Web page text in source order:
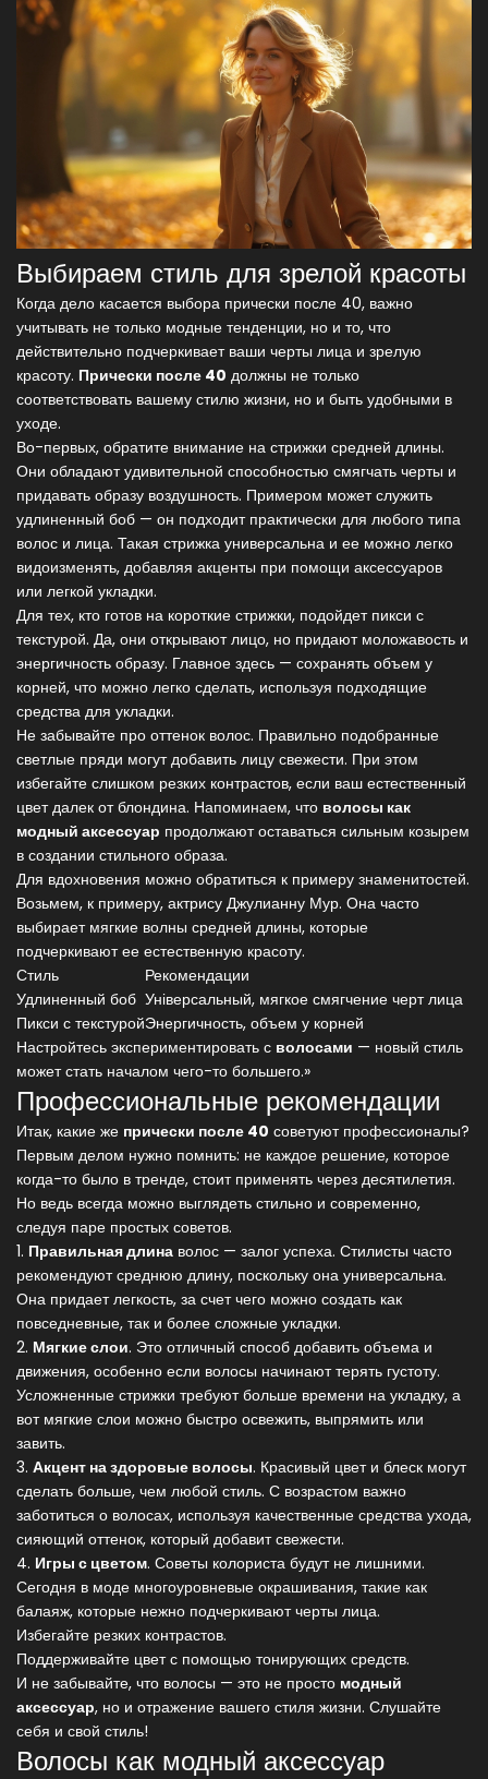
Выбираем стиль для зрелой красоты
Когда дело касается выбора прически после 40, важно
учитывать не только модные тенденции, но и то, что
действительно подчеркивает ваши черты лица и зрелую
красоту. Прически после 40 должны не только
соответствовать вашему стилю жизни, но и быть удобными в
уходе.
Во-первых, обратите внимание на стрижки средней длины.
Они обладают удивительной способностью смягчать черты и
придавать образу воздушность. Примером может служить
удлиненный боб — он подходит практически для любого типа
волос и лица. Такая стрижка универсальна и ее можно легко
видоизменять, добавляя акценты при помощи аксессуаров
или легкой укладки.
Для тех, кто готов на короткие стрижки, подойдет пикси с
текстурой. Да, они открывают лицо, но придают моложавость и
энергичность образу. Главное здесь — сохранять объем у
корней, что можно легко сделать, используя подходящие
средства для укладки.
Не забывайте про оттенок волос. Правильно подобранные
светлые пряди могут добавить лицу свежести. При этом
избегайте слишком резких контрастов, если ваш естественный
цвет далек от блондина. Напоминаем, что волосы как
модный аксессуар продолжают оставаться сильным козырем
в создании стильного образа.
Для вдохновения можно обратиться к примеру знаменитостей.
Возьмем, к примеру, актрису Джулианну Мур. Она часто
выбирает мягкие волны средней длины, которые
подчеркивают ее естественную красоту.
Стиль
Рекомендации
Удлиненный боб Універсальный, мягкое смягчение черт лица
Пикси с текстуройЭнергичность, объем у корней
Настройтесь экспериментировать с волосами — новый стиль
может стать началом чего-то большего.»
Профессиональные рекомендации
Итак, какие же прически после 40 советуют профессионалы?
Первым делом нужно помнить: не каждое решение, которое
когда-то было в тренде, стоит применять через десятилетия.
Но ведь всегда можно выглядеть стильно и современно,
следуя паре простых советов.
1. Правильная длина волос — залог успеха. Стилисты часто
рекомендуют среднюю длину, поскольку она универсальна.
Она придает легкость, за счет чего можно создать как
повседневные, так и более сложные укладки.
2. Мягкие слои. Это отличный способ добавить объема и
движения, особенно если волосы начинают терять густоту.
Усложненные стрижки требуют больше времени на укладку, а
вот мягкие слои можно быстро освежить, выпрямить или
завить.
3. Акцент на здоровые волосы. Красивый цвет и блеск могут
сделать больше, чем любой стиль. С возрастом важно
заботиться о волосах, используя качественные средства ухода,
сияющий оттенок, который добавит свежести.
4. Игры с цветом. Советы колориста будут не лишними.
Сегодня в моде многоуровневые окрашивания, такие как
балаяж, которые нежно подчеркивают черты лица.
Избегайте резких контрастов.
Поддерживайте цвет с помощью тонирующих средств.
И не забывайте, что волосы — это не просто модный
аксессуар, но и отражение вашего стиля жизни. Слушайте
себя и свой стиль!
Волосы как модный аксессуар